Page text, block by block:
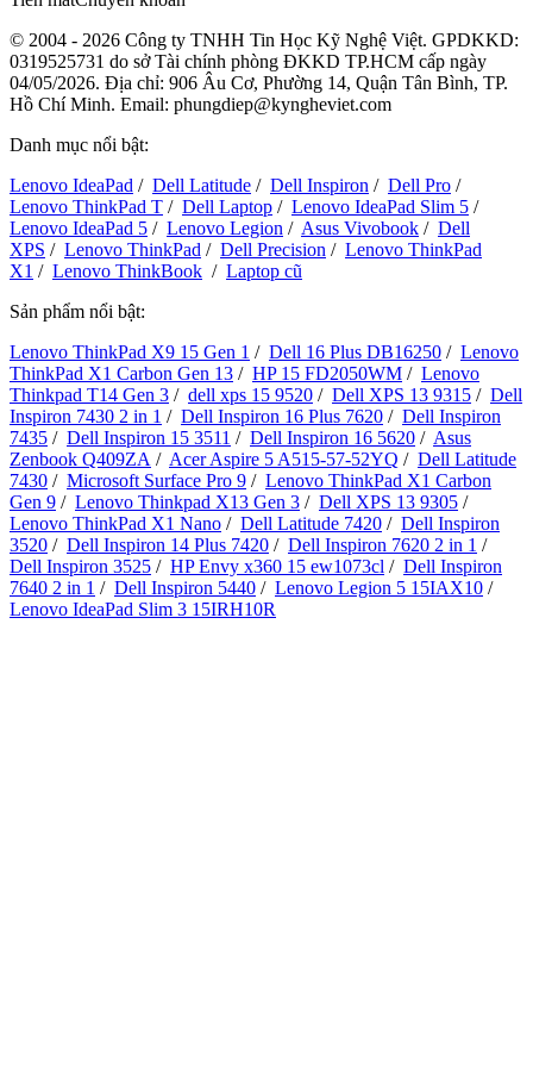
© 2004 - 2026 Công ty TNHH Tin Học Kỹ Nghệ Việt. GPDKKD:
0319525731 do sở Tài chính phòng ĐKKD TP.HCM cấp ngày
04/05/2026. Địa chỉ: 906 Âu Cơ, Phường 14, Quận Tân Bình, TP.
Hồ Chí Minh. Email: phungdiep@kyngheviet.com
Danh mục nổi bật:
Lenovo IdeaPad / Dell Latitude / Dell Inspiron / Dell Pro /
Lenovo ThinkPad T / Dell Laptop / Lenovo IdeaPad Slim 5 /
Lenovo IdeaPad 5 / Lenovo Legion / Asus Vivobook / Dell
XPS / Lenovo ThinkPad / Dell Precision / Lenovo ThinkPad
X1 / Lenovo ThinkBook / Laptop cũ
Sản phẩm nổi bật:
Lenovo ThinkPad X9 15 Gen 1 / Dell 16 Plus DB16250 / Lenovo
ThinkPad X1 Carbon Gen 13 / HP 15 FD2050WM / Lenovo
Thinkpad T14 Gen 3 / dell xps 15 9520 / Dell XPS 13 9315 / Dell
Inspiron 7430 2 in 1 / Dell Inspiron 16 Plus 7620 / Dell Inspiron
7435 / Dell Inspiron 15 3511 / Dell Inspiron 16 5620 / Asus
Zenbook Q409ZA / Acer Aspire 5 A515-57-52YQ / Dell Latitude
7430 / Microsoft Surface Pro 9 / Lenovo ThinkPad X1 Carbon
Gen 9 / Lenovo Thinkpad X13 Gen 3 / Dell XPS 13 9305 /
Lenovo ThinkPad X1 Nano / Dell Latitude 7420 / Dell Inspiron
3520 / Dell Inspiron 14 Plus 7420 / Dell Inspiron 7620 2 in 1 /
Dell Inspiron 3525 / HP Envy x360 15 ew1073cl / Dell Inspiron
7640 2 in 1 / Dell Inspiron 5440 / Lenovo Legion 5 15IAX10 /
Lenovo IdeaPad Slim 3 15IRH10R